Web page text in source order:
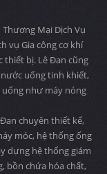
Mại Dịch Vụ
vụ Gia công cơ khí
thiết bị. Lê Đan cũng
uống tinh khiết,
uống như máy nóng
chuyên thiết kế,
móc, hệ thống ống
dựng hệ thống giám
bồn chứa hóa chất,